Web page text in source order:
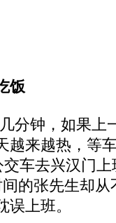
饭
钟，如果上
越来越热，等
车去兴汉门
的张先生却
上班。